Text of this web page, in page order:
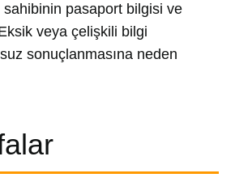
pasaport bilgisi ve
veya çelişkili bilgi
sonuçlanmasına neden